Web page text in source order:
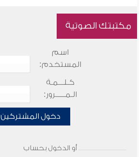
مكتبتك الصوتية
اسم
المستخدم:
كـلـــمـة
الـمـــــرور:
دخول المشتركين
أو الدخول بحساب